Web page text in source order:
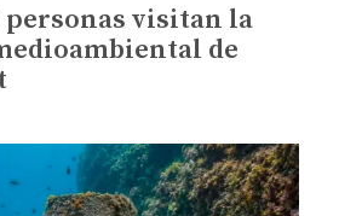
personas visitan la
de